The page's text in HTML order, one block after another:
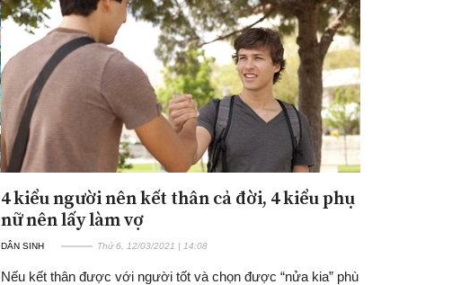
Đăng ký tin tức mới
4 kiểu người nên kết thân cả đời, 4 kiểu phụ
nữ nên lấy làm vợ
DÂN SINH Thứ 6, 12/03/2021 | 14:08
Nếu kết thân được với người tốt và chọn được “nửa kia” phù